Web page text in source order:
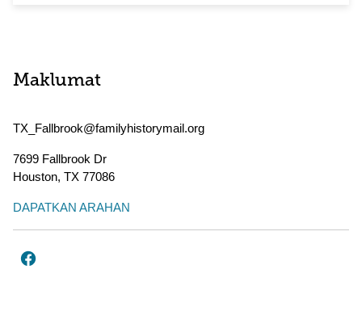
Maklumat
TX_Fallbrook@familyhistorymail.org
7699 Fallbrook Dr
Houston, TX 77086
DAPATKAN ARAHAN